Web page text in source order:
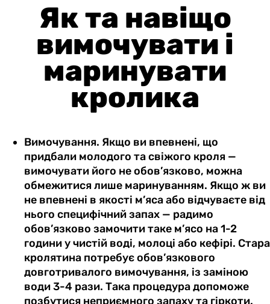
Як та навіщо
вимочувати і
маринувати
кролика
Вимочування. Якщо ви впевнені, що
придбали молодого та свіжого кроля —
вимочувати його не обов’язково, можна
обмежитися лише маринуванням. Якщо ж ви
не впевнені в якості м’яса або відчуваєте від
нього специфічний запах — радимо
обов’язково замочити таке м’ясо на 1-2
години у чистій воді, молоці або кефірі. Стара
кролятина потребує обов’язкового
довготривалого вимочування, із заміною
води 3-4 рази. Така процедура допоможе
позбутися неприємного запаху та гіркоти.